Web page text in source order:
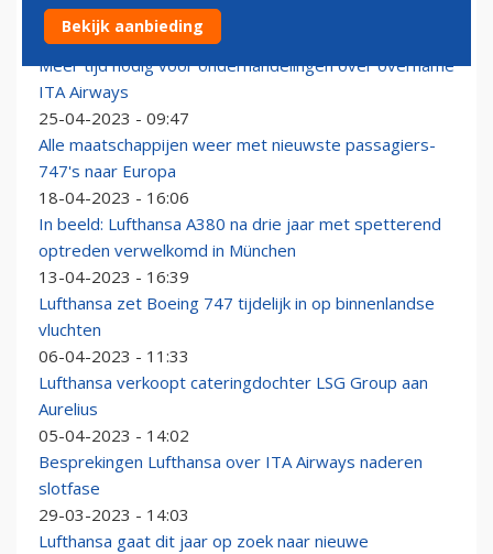
Lufthansa A350 gaat ‘snuffelen’ in de atmosfeer
26-04-2023 - 13:35
Meer tijd nodig voor onderhandelingen over overname
ITA Airways
25-04-2023 - 09:47
Alle maatschappijen weer met nieuwste passagiers-
747's naar Europa
18-04-2023 - 16:06
In beeld: Lufthansa A380 na drie jaar met spetterend
optreden verwelkomd in München
13-04-2023 - 16:39
Lufthansa zet Boeing 747 tijdelijk in op binnenlandse
vluchten
06-04-2023 - 11:33
Lufthansa verkoopt cateringdochter LSG Group aan
Aurelius
05-04-2023 - 14:02
Besprekingen Lufthansa over ITA Airways naderen
slotfase
29-03-2023 - 14:03
Lufthansa gaat dit jaar op zoek naar nieuwe
Bekijk aanbieding